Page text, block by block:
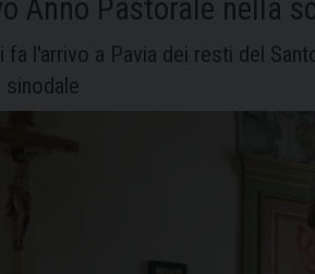
Anno Pastorale nella
fa l'arrivo a Pavia dei resti del
sinodale